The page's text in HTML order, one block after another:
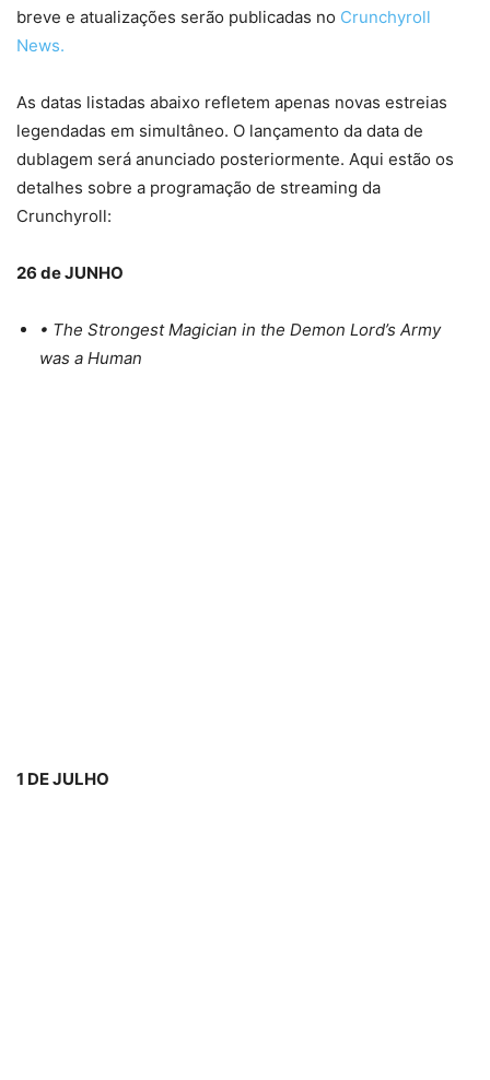
breve e atualizações serão publicadas no Crunchyroll
News.
As datas listadas abaixo refletem apenas novas estreias
legendadas em simultâneo. O lançamento da data de
dublagem será anunciado posteriormente. Aqui estão os
detalhes sobre a programação de streaming da
Crunchyroll:
26 de JUNHO
• The Strongest Magician in the Demon Lord’s Army
was a Human
1 DE JULHO